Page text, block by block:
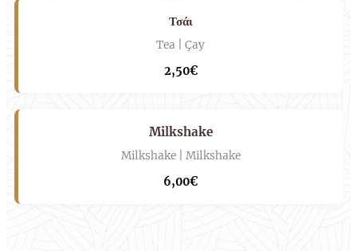
Τσάι
Tea | Çay
2,50€
Milkshake
Milkshake | Milkshake
6,00€